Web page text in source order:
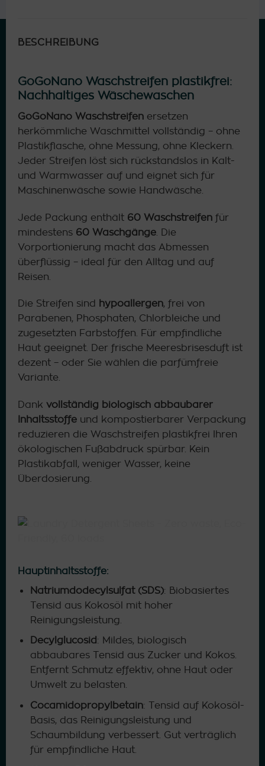
BESCHREIBUNG
GoGoNano Waschstreifen plastikfrei:
Nachhaltiges Wäschewaschen
GoGoNano Waschstreifenersetzen
herkömmliche Waschmittel vollständig – ohne
Plastikflasche, ohne Messung, ohne Kleckern.
Jeder Streifen löst sich rückstandslos in Kalt-
und Warmwasser auf und eignet sich für
Maschinenwäsche sowie Handwäsche.
Jede Packung enthält 60 Waschstreifenfür
mindestens 60 Waschgänge. Die
Vorportionierung macht das Abmessen
überflüssig – ideal für den Alltag und auf
Reisen.
Die Streifen sind hypoallergen, frei von
Parabenen, Phosphaten, Chlorbleiche und
zugesetzten Farbstoffen. Für empfindliche
Haut geeignet. Der frische Meeresbrisesduft ist
dezent – oder Sie wählen die parfümfreie
Variante.
Dank vollständig biologisch abbaubarer
Inhaltsstoffeund kompostierbarer Verpackung
reduzieren die Waschstreifen plastikfrei Ihren
ökologischen Fußabdruck spürbar. Kein
Plastikabfall, weniger Wasser, keine
Überdosierung.
Hauptinhaltsstoffe:
Natriumdodecylsulfat (SDS): Biobasiertes
Tensid aus Kokosöl mit hoher
Reinigungsleistung.
Decylglucosid: Mildes, biologisch
abbaubares Tensid aus Zucker und Kokos.
Entfernt Schmutz effektiv, ohne Haut oder
Umwelt zu belasten.
Cocamidopropylbetain: Tensid auf Kokosöl-
Basis, das Reinigungsleistung und
Schaumbildung verbessert. Gut verträglich
für empfindliche Haut.